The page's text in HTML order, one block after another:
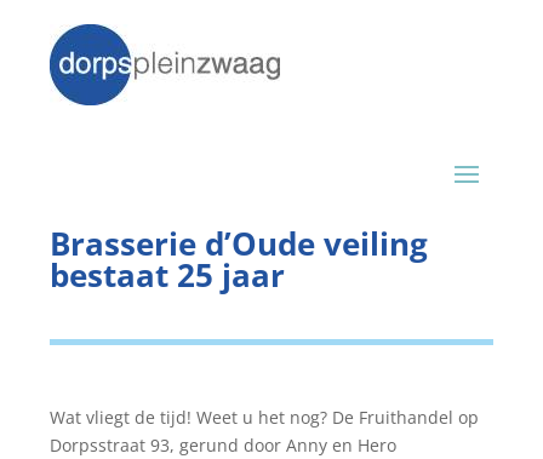
Brasserie d’Oude veiling
bestaat 25 jaar
Wat vliegt de tijd! Weet u het nog? De Fruithandel op
Dorpsstraat 93, gerund door Anny en Hero